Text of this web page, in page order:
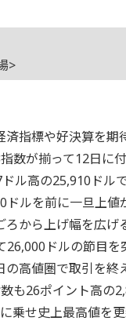
>
済指標や好決算を期
数が揃って12日に
ル高の25,910ドル
ドルを前に一旦上値
ろから上げ幅を広げ
26,000ドルの節目を
高値圏で取引を終
も26ポイント高の
乗せ史上最高値を